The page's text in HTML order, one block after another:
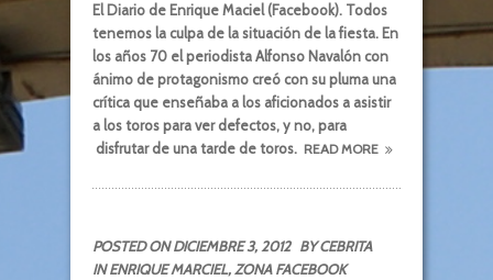
El Diario de Enrique Maciel (Facebook). Todos
tenemos la culpa de la situación de la fiesta. En
los años 70 el periodista Alfonso Navalón con
ánimo de protagonismo creó con su pluma una
crítica que enseñaba a los aficionados a asistir
a los toros para ver defectos, y no, para
disfrutar de una tarde de toros. READ MORE
POSTED ON DICIEMBRE 3, 2012 BY CEBRITA
INENRIQUE MARCIEL,ZONA FACEBOOK